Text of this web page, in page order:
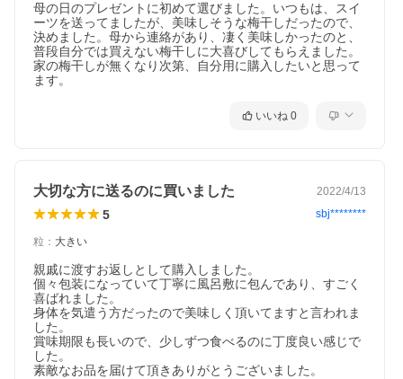
母の日のプレゼントに初めて選びました。いつもは、スイ
ーツを送ってましたが、美味しそうな梅干しだったので、
決めました。母から連絡があり、凄く美味しかったのと、
普段自分では買えない梅干しに大喜びしてもらえました。
家の梅干しが無くなり次第、自分用に購入したいと思って
ます。
いいね 0
大切な方に送るのに買いました 2022/4/13
5 sbj********
粒 ： 大きい
親戚に渡すお返しとして購入しました。
個々包装になっていて丁寧に風呂敷に包んであり、すごく
喜ばれました。
身体を気遣う方だったので美味しく頂いてますと言われま
した。
賞味期限も長いので、少しずつ食べるのに丁度良い感じで
した。
素敵なお品を届けて頂きありがとうございました。